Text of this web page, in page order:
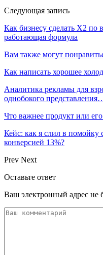
Следующая запись
Как бизнесу сделать Х2
работающая формула
Вам также могут
Как написать хорошее
Аналитика рекламы для
однобокого
Что важнее продукт или
Кейс: как я слил в помойку
конверсией 13%?
Prev Next
Оставьте ответ
Ваш электронный адрес не